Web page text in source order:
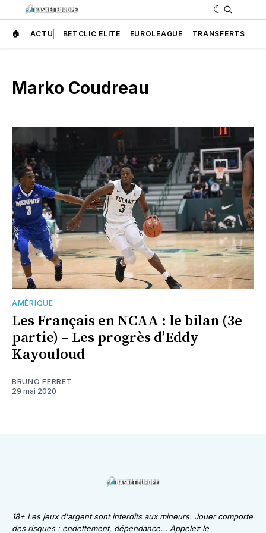
🏠 ACTU BETCLIC ELITE EUROLEAGUE TRANSFERTS
Marko Coudreau
AMÉRIQUE
Les Français en NCAA : le bilan (3e
partie) – Les progrès d’Eddy
Kayouloud
BRUNO FERRET
29 mai 2020
18+ Les jeux d'argent sont interdits aux mineurs. Jouer comporte
des risques : endettement, dépendance... Appelez le